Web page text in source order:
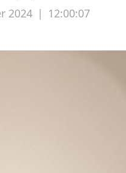
2024 | 12:00:07